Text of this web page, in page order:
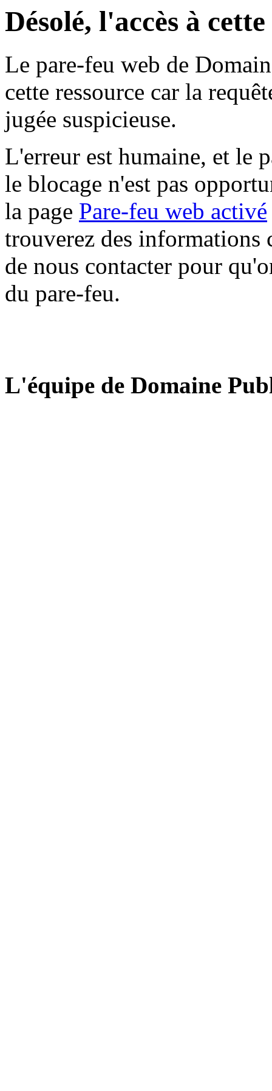
Désolé, l'accès à
Le pare-feu web de
cette ressource car la
jugée suspicieuse.
L'erreur est humaine, et le
le blocage n'est pas
la page Pare-feu web activé
trouverez des informations
de nous contacter pour
du pare-feu.
L'équipe de Domaine